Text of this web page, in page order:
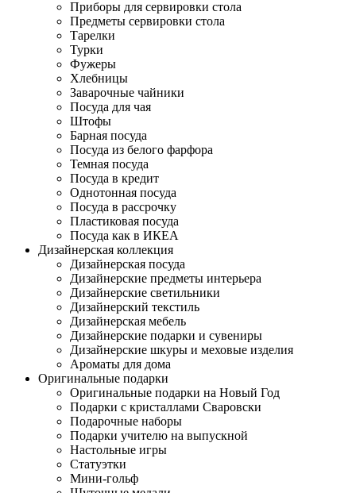
Приборы для сервировки стола
Предметы сервировки стола
Тарелки
Турки
Фужеры
Хлебницы
Заварочные чайники
Посуда для чая
Штофы
Барная посуда
Посуда из белого фарфора
Темная посуда
Посуда в кредит
Однотонная посуда
Посуда в рассрочку
Пластиковая посуда
Посуда как в ИКЕА
Дизайнерская коллекция
Дизайнерская посуда
Дизайнерские предметы интерьера
Дизайнерские светильники
Дизайнерский текстиль
Дизайнерская мебель
Дизайнерские подарки и сувениры
Дизайнерские шкуры и меховые изделия
Ароматы для дома
Оригинальные подарки
Оригинальные подарки на Новый Год
Подарки с кристаллами Сваровски
Подарочные наборы
Подарки учителю на выпускной
Настольные игры
Статуэтки
Мини-гольф